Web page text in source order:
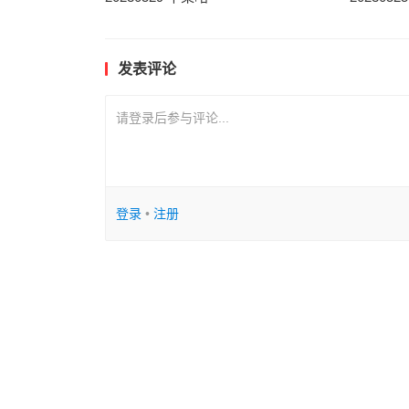
发表评论
请登录后参与评论...
登录• 注册